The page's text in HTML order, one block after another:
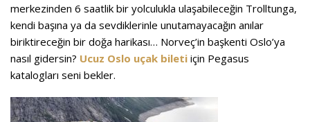
merkezinden 6 saatlik bir yolculukla ulaşabileceğin Trolltunga,
kendi başına ya da sevdiklerinle unutamayacağın anılar
biriktireceğin bir doğa harikası… Norveç’in başkenti Oslo’ya
nasıl gidersin? Ucuz Oslo uçak bileti için Pegasus
katalogları seni bekler.